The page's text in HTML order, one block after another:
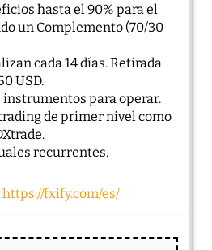
hasta el 90% para el
un Complemento (70/30
cada 14 días. Retirada
USD.
instrumentos para operar.
de primer nivel como
recurrentes.
https://fxify.com/es/